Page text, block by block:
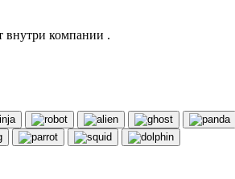
внутри компании .